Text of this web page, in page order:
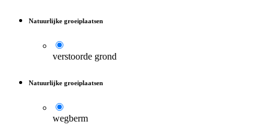
Natuurlijke groeiplaatsen
verstoorde grond
Natuurlijke groeiplaatsen
wegberm